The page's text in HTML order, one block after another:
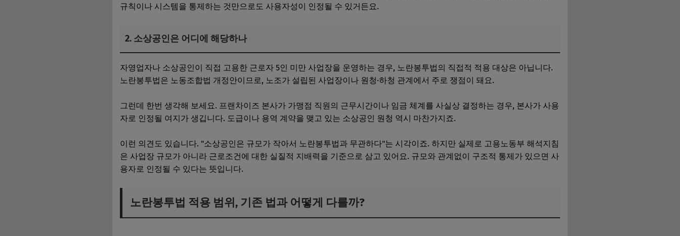
규칙이나 시스템을 통제하는 것만으로도 사용자성이 인정될 수 있거든요.
2. 소상공인은 어디에 해당하나
자영업자나 소상공인이 직접 고용한 근로자 5인 미만 사업장을 운영하는 경우, 노란봉투법의 직접적 적용 대상은 아닙니다.
노란봉투법은 노동조합법 개정안이므로, 노조가 설립된 사업장이나 원청·하청 관계에서 주로 쟁점이 돼요.
그런데 한번 생각해 보세요. 프랜차이즈 본사가 가맹점 직원의 근무시간이나 임금 체계를 사실상 결정하는 경우, 본사가 사용
자로 인정될 여지가 생깁니다. 도급이나 용역 계약을 맺고 있는 소상공인 원청 역시 마찬가지죠.
이런 의견도 있습니다. "소상공인은 규모가 작아서 노란봉투법과 무관하다"는 시각이죠. 하지만 실제로 고용노동부 해석지침
은 사업장 규모가 아니라 근로조건에 대한 실질적 지배력을 기준으로 삼고 있어요. 규모와 관계없이 구조적 통제가 있으면 사
용자로 인정될 수 있다는 뜻입니다.
노란봉투법 적용 범위, 기존 법과 어떻게 다를까?